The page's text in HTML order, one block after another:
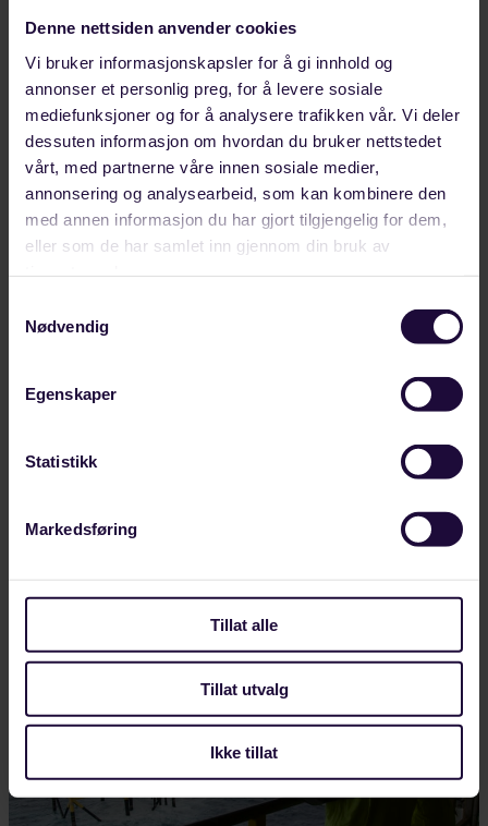
Denne nettsiden anvender cookies
Vi bruker informasjonskapsler for å gi innhold og
annonser et personlig preg, for å levere sosiale
mediefunksjoner og for å analysere trafikken vår. Vi deler
dessuten informasjon om hvordan du bruker nettstedet
vårt, med partnerne våre innen sosiale medier,
annonsering og analysearbeid, som kan kombinere den
med annen informasjon du har gjort tilgjengelig for dem,
eller som de har samlet inn gjennom din bruk av
Nødvendig
Egenskaper
Statistikk
Markedsføring
Tillat alle
Tillat utvalg
Ikke tillat
– Bra at vi nå får opp farten
norsk industri. Derfor er det bra at regjeringen nå
LANDINDUSTRI